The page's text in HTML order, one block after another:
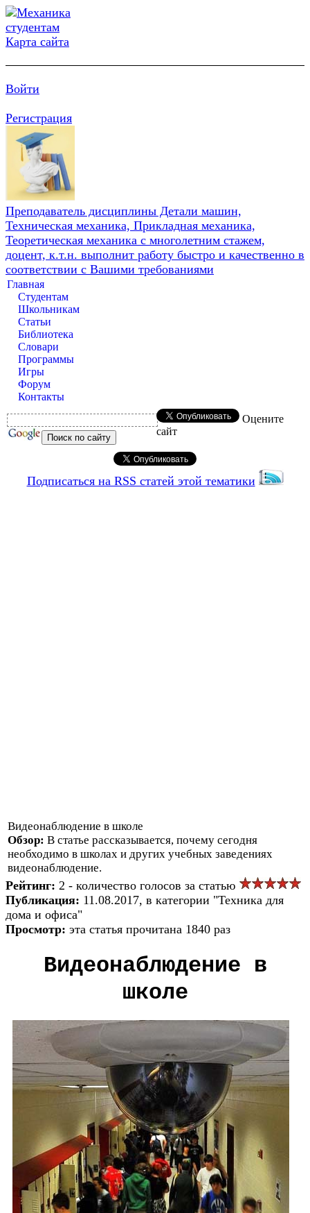
Карта сайта
Войти
Регистрация
Преподаватель дисциплины Детали машин,
Техническая механика, Прикладная механика,
Теоретическая механика с многолетним стажем,
доцент, к.т.н. выполнит работу быстро и качественно в
соответствии с Вашими требованиями
Главная
Студентам
Школьникам
Статьи
Библиотека
Словари
Программы
Игры
Форум
Контакты
Оцените
сайт
Подписаться на RSS статей этой тематики
Видеонаблюдение в школе
Обзор: В статье рассказывается, почему сегодня
необходимо в школах и других учебных заведениях
видеонаблюдение.
Рейтинг: 2 - количество голосов за статью
Публикация: 11.08.2017, в категории "Техника для
дома и офиса"
Просмотр: эта статья прочитана 1840 раз
Видеонаблюдение в
школе